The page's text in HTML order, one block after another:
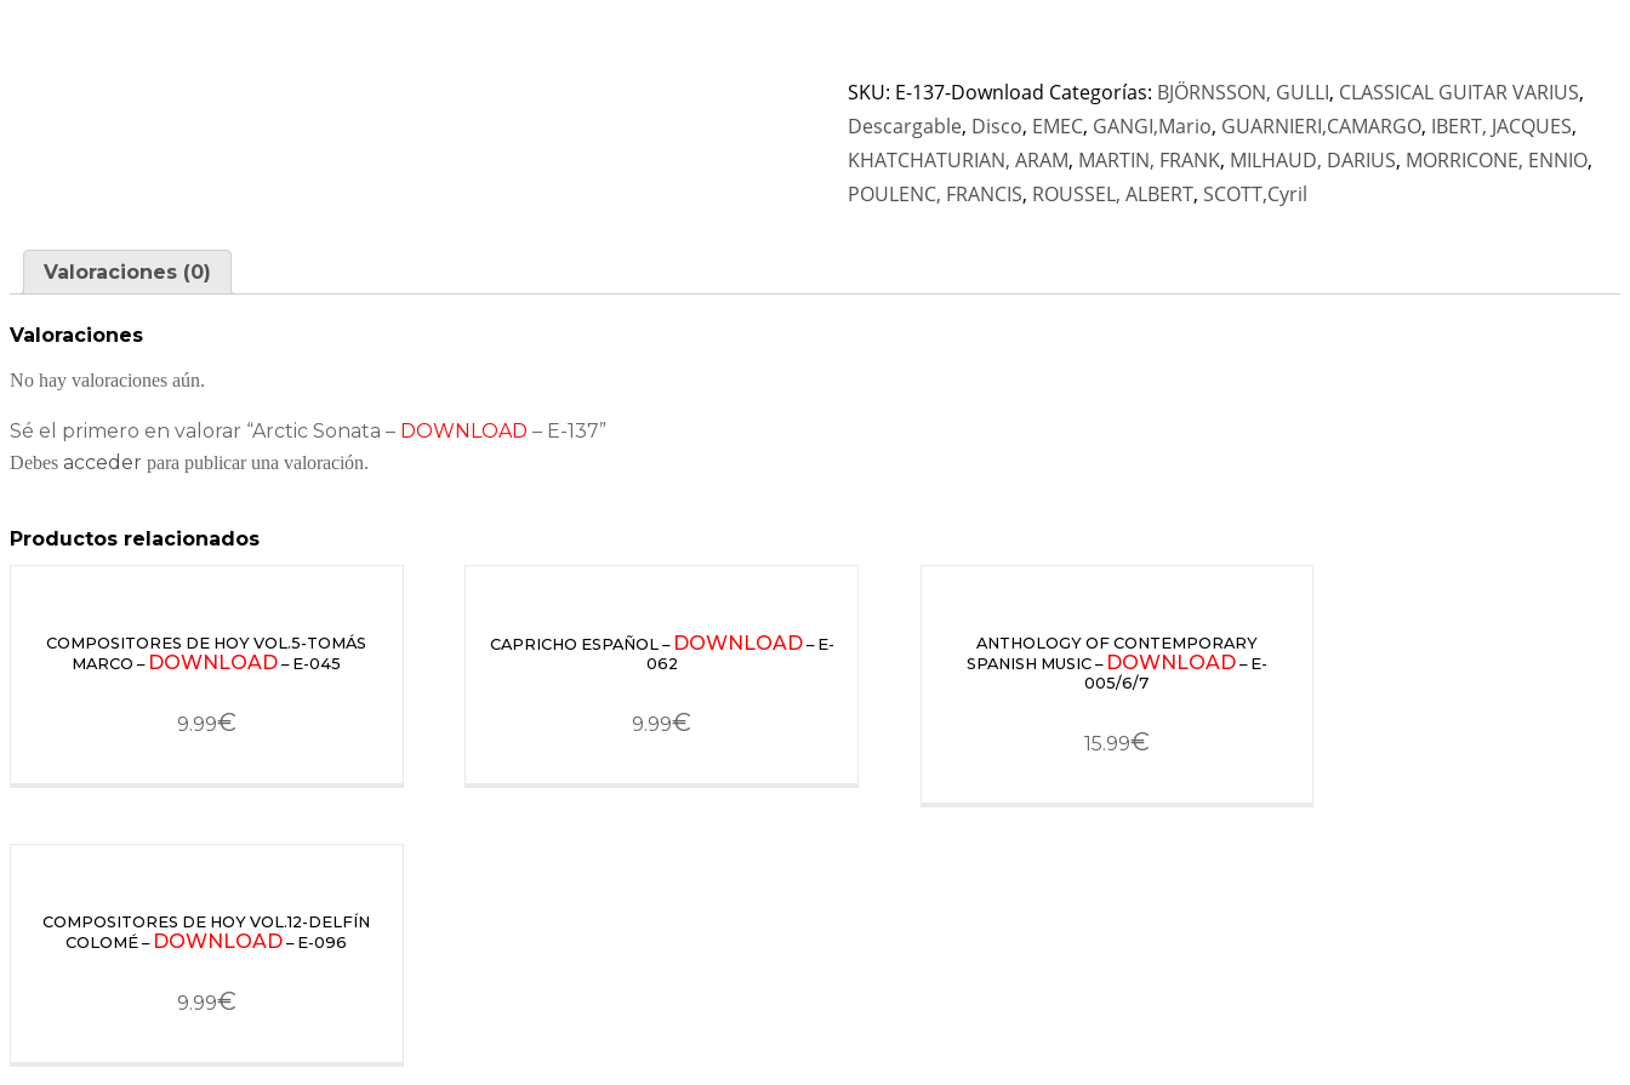
SKU: E-137-Download Categorías: BJÖRNSSON, GULLI, CLASSICAL GUITAR VARIUS,
Descargable, Disco, EMEC, GANGI,Mario, GUARNIERI,CAMARGO, IBERT, JACQUES,
KHATCHATURIAN, ARAM, MARTIN, FRANK, MILHAUD, DARIUS, MORRICONE, ENNIO,
POULENC, FRANCIS, ROUSSEL, ALBERT, SCOTT,Cyril
Valoraciones (0)
Valoraciones
No hay valoraciones aún.
Sé el primero en valorar “Arctic Sonata – DOWNLOAD – E-137”
Debes acceder para publicar una valoración.
Productos relacionados
COMPOSITORES DE HOY VOL.5-TOMÁS
MARCO – DOWNLOAD – E-045
9.99€
CAPRICHO ESPAÑOL – DOWNLOAD– E-
062
9.99€
ANTHOLOGY OF CONTEMPORARY
SPANISH MUSIC – DOWNLOAD– E-
005/6/7
15.99€
COMPOSITORES DE HOY VOL.12-DELFÍN
COLOMÉ – DOWNLOAD – E-096
9.99€